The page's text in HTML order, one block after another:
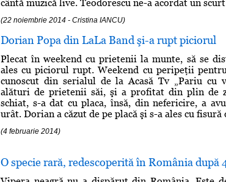
cântă muzică live. Teodorescu ne-a acordat un
(22 noiembrie 2014 - Cristina IANCU)
Dorian Popa din LaLa Band şi-a rupt piciorul
Plecat în weekend cu prietenii la munte, să se
ales cu piciorul rupt. Weekend cu peripeţii
cunoscut din serialul de la Acasă Tv „Pariu cu
alături de prietenii săi, şi a profitat din plin de
schiat, s-a dat cu placa, însă, din nefericire, a
urât. Dorian a căzut de pe placă şi s-a ales cu
(4 februarie 2014)
O specie rară, redescoperită în România după